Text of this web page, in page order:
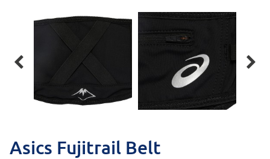
 
Asics Fujitrail Belt